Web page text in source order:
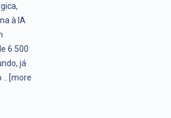
à IA
6.500
já
[more